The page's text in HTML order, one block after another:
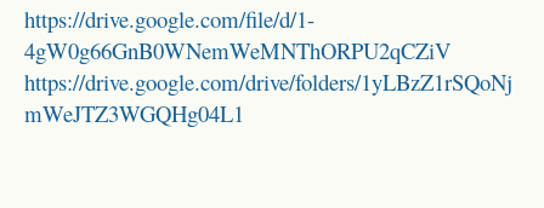
https://drive.google.com/file/d/1-
4gW0g66GnB0WNemWeMNThORPU2qCZiV
https://drive.google.com/drive/folders/1yLBzZ1rSQoNj
mWeJTZ3WGQHg04L1